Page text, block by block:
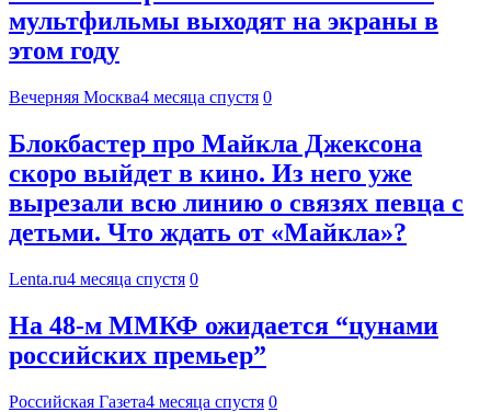
мультфильмы выходят на экраны в
этом году
Вечерняя Москва4 месяца спустя 0
Блокбастер про Майкла Джексона
скоро выйдет в кино. Из него уже
вырезали всю линию о связях певца с
детьми. Что ждать от «Майкла»?
Lenta.ru4 месяца спустя 0
На 48-м ММКФ ожидается “цунами
российских премьер”
Российская Газета4 месяца спустя 0